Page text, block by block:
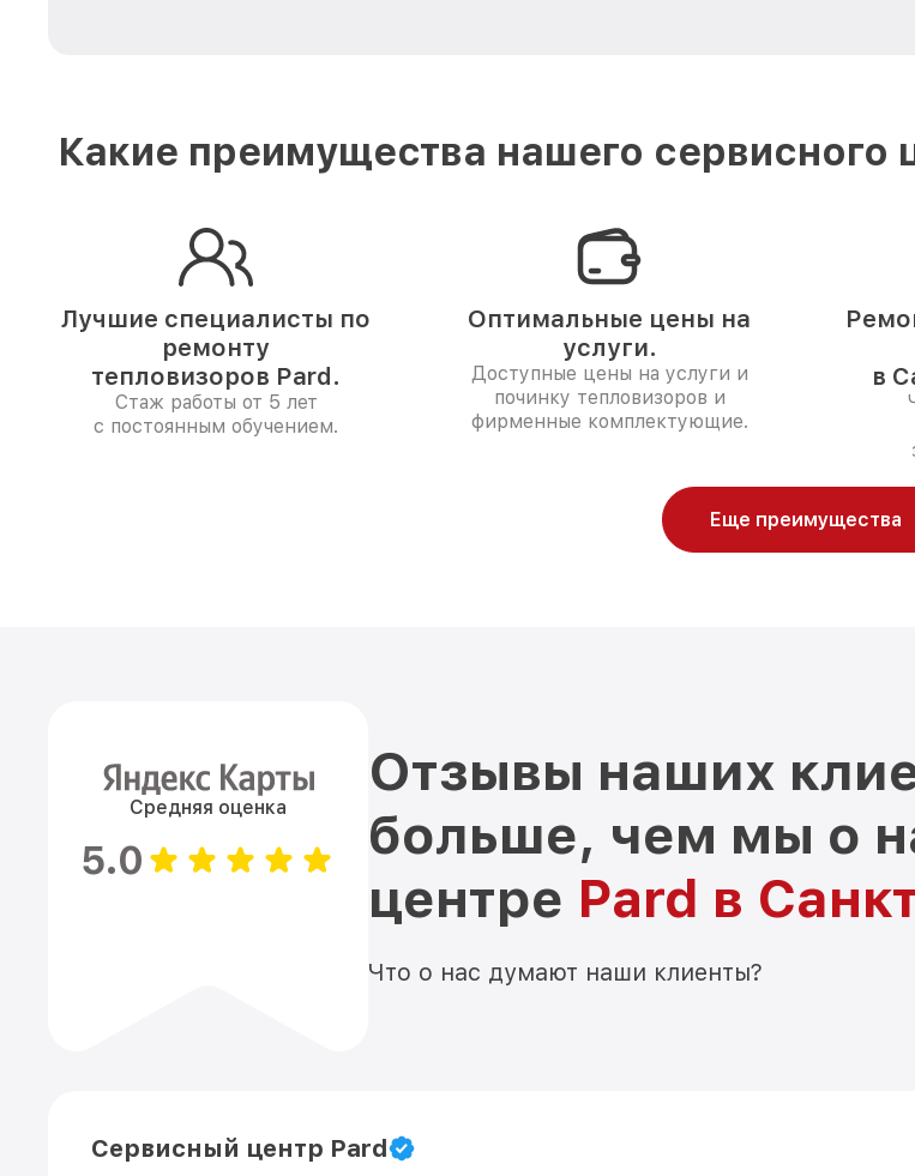
Какие преимущества нашего сервисного
Лучшие специалисты по
ремонту
тепловизоров Pard.
Стаж работы от 5 лет
с постоянным обучением.
Оптимальные цены на
услуги.
Доступные цены на услуги и
починку тепловизоров и
фирменные комплектующие.
в
Еще преимущества
Средняя оценка
5.0
Отзывы наших
больше, чем мы о
центре Pard в
Что о нас думают наши клиенты?
Сервисный центр Pard